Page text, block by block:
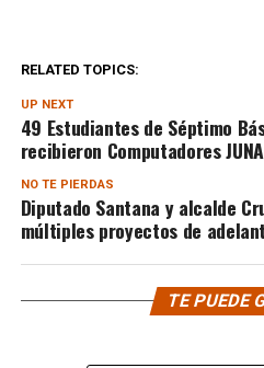
RELATED TOPICS:
UP NEXT
49 Estudiantes de Séptimo
recibieron Computadores
NO TE PIERDAS
Diputado Santana y alcalde
múltiples proyectos de
TE PUEDE